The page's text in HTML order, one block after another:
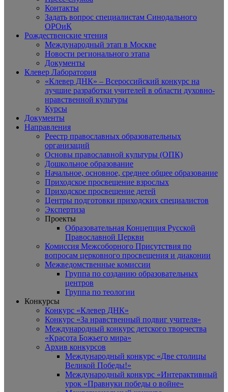
Контакты
Задать вопрос специалистам Синодального
ОРОиК
Рождественские чтения
Международный этап в Москве
Новости регионального этапа
Документы
Клевер Лаборатория
«Клевер ДНК» – Всероссийский конкурс на
лучшие разработки учителей в области духовно-
нравственной культуры
Курсы
Документы
Направления
Реестр православных образовательных
организаций
Основы православной культуры (ОПК)
Дошкольное образование
Начальное, основное, среднее общее образование
Приходское просвещение взрослых
Приходское просвещение детей
Центры подготовки приходских специалистов
Экспертиза
Проекты
Образовательная Концепция Русской
Православной Церкви
Комиссия Межсоборного Присутствия по
вопросам церковного просвещения и диаконии
Межведомственные комиссии
Группа по созданию образовательных
центров
Группа по теологии
Конкурсы
Конкурс «Клевер ДНК»
Конкурс «За нравственный подвиг учителя»
Международный конкурс детского творчества
«Красота Божьего мира»
Архив конкурсов
Международный конкурс «Две столицы
Великой Победы!»
Международный конкурс «Интерактивный
урок «Правнуки победы о войне»